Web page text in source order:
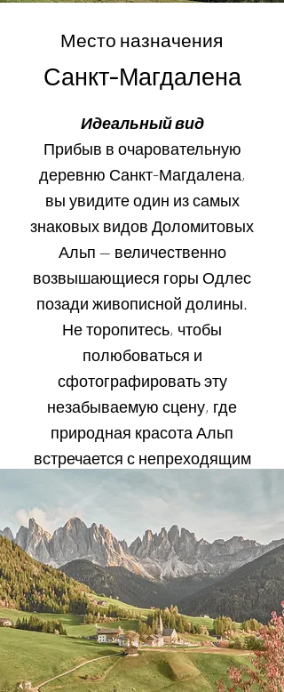
Место назначения
Санкт-Магдалена
Идеальный вид
Прибыв в очаровательную
деревню Санкт-Магдалена,
вы увидите один из самых
знаковых видов Доломитовых
Альп — величественно
возвышающиеся горы Одлес
позади живописной долины.
Не торопитесь, чтобы
полюбоваться и
сфотографировать эту
незабываемую сцену, где
природная красота Альп
встречается с непреходящим